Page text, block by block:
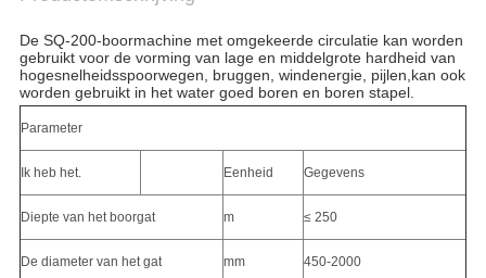
De SQ-200-boormachine met omgekeerde circulatie kan worden
gebruikt voor de vorming van lage en middelgrote hardheid van
hogesnelheidsspoorwegen, bruggen, windenergie, pijlen,kan ook
worden gebruikt in het water goed boren en boren stapel.
Parameter
Ik heb het. Eenheid Gegevens
Diepte van het boorgat m ≤ 250
De diameter van het gat mm 450-2000